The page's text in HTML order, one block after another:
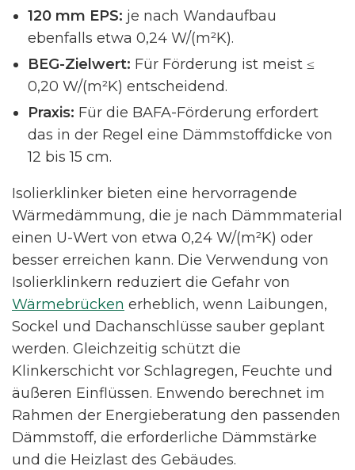
120 mm EPS: je nach Wandaufbau
ebenfalls etwa 0,24 W/(m²K).
BEG-Zielwert: Für Förderung ist meist ≤
0,20 W/(m²K) entscheidend.
Praxis: Für die BAFA-Förderung erfordert
das in der Regel eine Dämmstoffdicke von
12 bis 15 cm.
Isolierklinker bieten eine hervorragende
Wärmedämmung, die je nach Dämmmaterial
einen U-Wert von etwa 0,24 W/(m²K) oder
besser erreichen kann. Die Verwendung von
Isolierklinkern reduziert die Gefahr von
Wärmebrücken erheblich, wenn Laibungen,
Sockel und Dachanschlüsse sauber geplant
werden. Gleichzeitig schützt die
Klinkerschicht vor Schlagregen, Feuchte und
äußeren Einflüssen. Enwendo berechnet im
Rahmen der Energieberatung den passenden
Dämmstoff, die erforderliche Dämmstärke
und die Heizlast des Gebäudes.